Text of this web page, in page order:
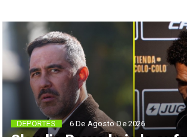
DEPORTES 6 De Agosto De 2026